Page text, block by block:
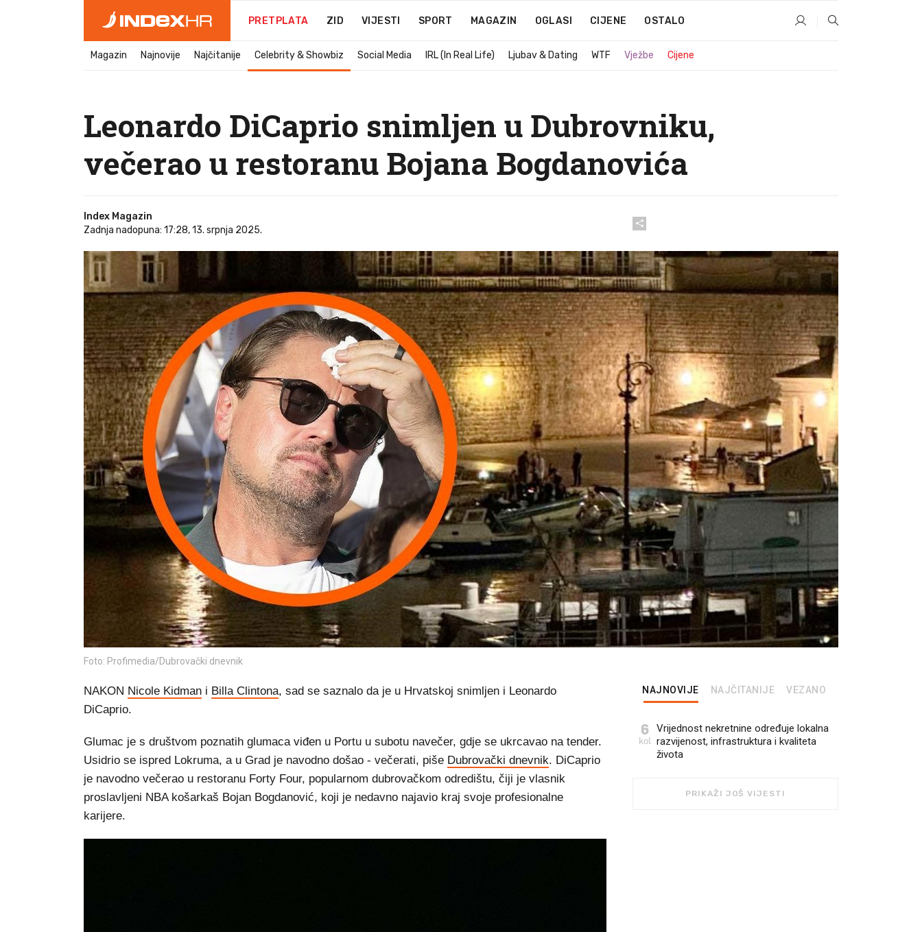
PRETPLATA ZID VIJESTI SPORT MAGAZIN OGLASI CIJENE OSTALO
Magazin Najnovije Najčitanije Celebrity & Showbiz Social Media IRL (In Real Life) Ljubav & Dating WTF Vježbe Cijene
Leonardo DiCaprio snimljen u Dubrovniku,
večerao u restoranu Bojana Bogdanovića
Index Magazin
Zadnja nadopuna: 17:28, 13. srpnja 2025.
Foto: Profimedia/Dubrovački dnevnik
NAKON Nicole Kidman i Billa Clintona, sad se saznalo da je u Hrvatskoj snimljen i Leonardo
DiCaprio.
Glumac je s društvom poznatih glumaca viđen u Portu u subotu navečer, gdje se ukrcavao na tender.
Usidrio se ispred Lokruma, a u Grad je navodno došao - večerati, piše Dubrovački dnevnik. DiCaprio
je navodno večerao u restoranu Forty Four, popularnom dubrovačkom odredištu, čiji je vlasnik
proslavljeni NBA košarkaš Bojan Bogdanović, koji je nedavno najavio kraj svoje profesionalne
karijere.
NAJNOVIJE NAJČITANIJE VEZANO
6
kol
Vrijednost nekretnine određuje lokalna
razvijenost, infrastruktura i kvaliteta
života
PRIKAŽI JOŠ VIJESTI